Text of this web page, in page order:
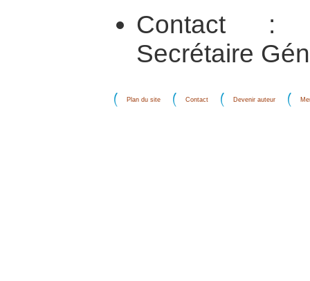
Contact :
Secrétaire
Plan du site Contact Devenir auteur